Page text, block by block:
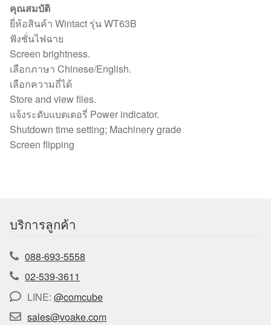
คุณสมบัติ
ยี่ห้อสินค้า Wintact รุ่น WT63B
ฟังชั่นไฟฉาย
Screen brightness.
เลือกภาษา Chinese/English.
เลือกความถี่ได้
Store and view files.
แจ้งระดับแบตเตอรี่ Power indicator.
Shutdown time setting; Machinery grade
Screen flipping
บริการลูกค้า
088-693-5558
02-539-3611
LINE: @comcube
sales@voake.com